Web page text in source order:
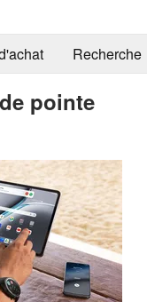
Recherche
pointe